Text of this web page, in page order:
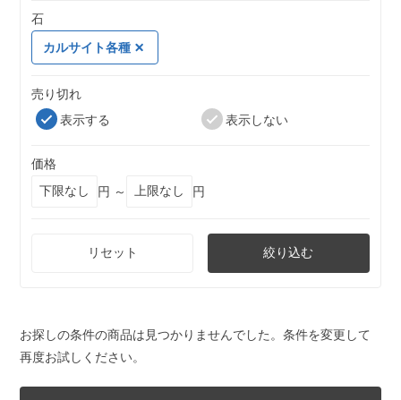
石
カルサイト各種
売り切れ
表示する
表示しない
価格
円 ～
円
リセット 絞り込む
お探しの条件の商品は見つかりませんでした。条件を変更して
再度お試しください。